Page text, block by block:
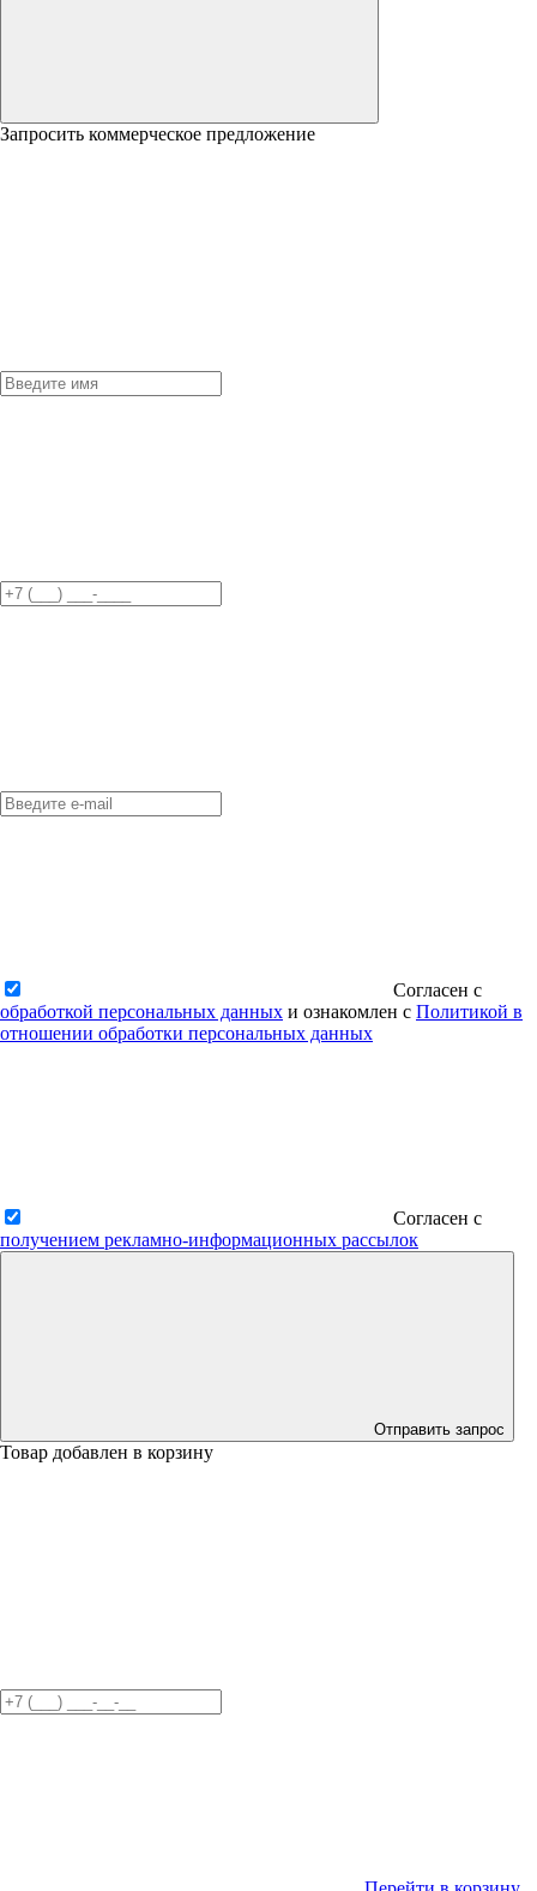
Запросить коммерческое предложение
Согласен с
обработкой персональных данных и ознакомлен с Политикой в
отношении обработки персональных данных
Согласен с
получением рекламно-информационных рассылок
Отправить запрос
Товар добавлен в корзину